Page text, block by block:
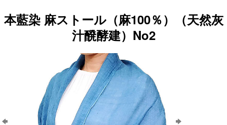
本藍染 麻ストール（麻100％）（天然灰
汁醗酵建）No2